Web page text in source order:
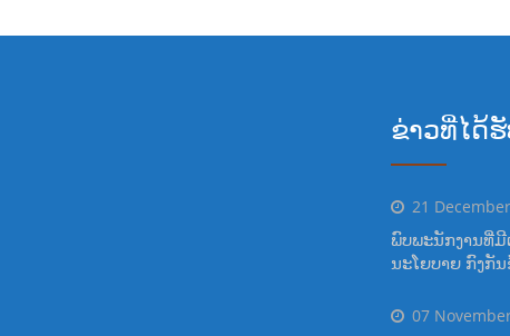
ຂ່າວທີ່ໄດ້
21
ພົບພະນັກງານທີ່ມີ
ນະໂຍບາຍ ກົງກັ
07